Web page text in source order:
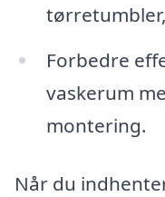
Forbedre
vaskerum
montering.
Når du